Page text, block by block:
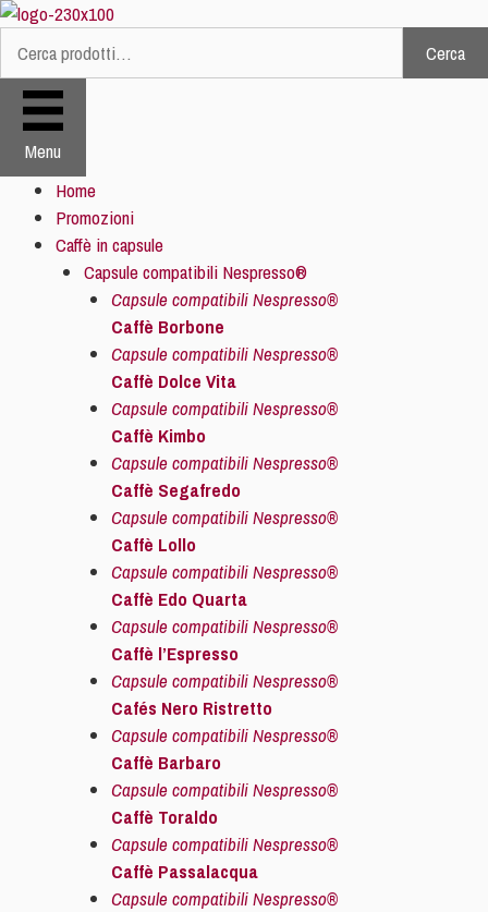
Vai
contenuto
Cerca: Cerca
Menu
Home
Promozioni
Caffè in capsule
Capsule compatibili Nespresso®
Capsule compatibili Nespresso®
Caffè Borbone
Capsule compatibili Nespresso®
Caffè Dolce Vita
Capsule compatibili Nespresso®
Caffè Kimbo
Capsule compatibili Nespresso®
Caffè Segafredo
Capsule compatibili Nespresso®
Caffè Lollo
Capsule compatibili Nespresso®
Caffè Edo Quarta
Capsule compatibili Nespresso®
Caffè l’Espresso
Capsule compatibili Nespresso®
Cafés Nero Ristretto
Capsule compatibili Nespresso®
Caffè Barbaro
Capsule compatibili Nespresso®
Caffè Toraldo
Capsule compatibili Nespresso®
Caffè Passalacqua
Capsule compatibili Nespresso®